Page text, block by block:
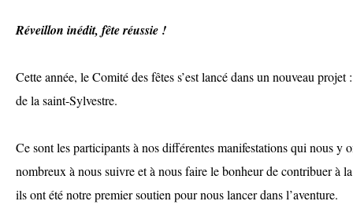
Réveillon inédit, fête réussie !
Cette année, le Comité des fêtes s’est lancé dans un nouveau
de la saint-Sylvestre.
Ce sont les participants à nos différentes manifestations qui nous y
nombreux à nous suivre et à nous faire le bonheur de contribuer à
ils ont été notre premier soutien pour nous lancer dans l’aventure.